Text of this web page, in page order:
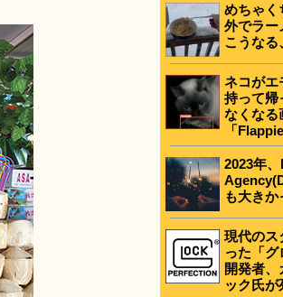
めちゃく
外でラー
こうなる
ネコがエ
持って帰
なくなる
「Flappie
2023年
も大きか
現代のス
った「
開発者、
ック氏が